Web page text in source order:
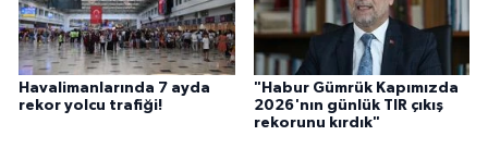
Havalimanlarında 7 ayda
rekor yolcu trafiği!
"Habur Gümrük Kapımızda
2026'nın günlük TIR çıkış
rekorunu kırdık"